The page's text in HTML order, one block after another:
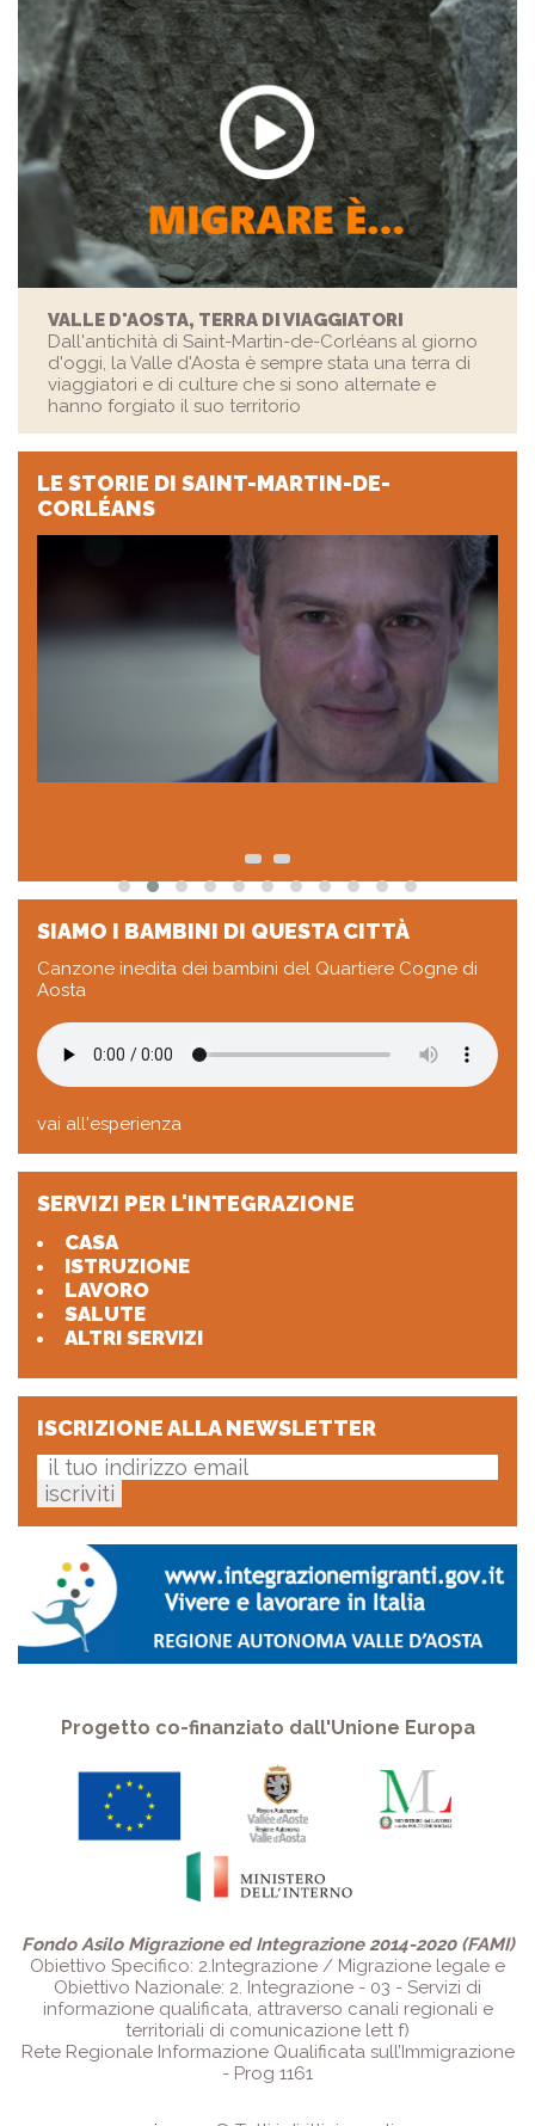
VALLE D'AOSTA, TERRA DI VIAGGIATORI
Dall'antichità di Saint-Martin-de-Corléans al giorno
d'oggi, la Valle d'Aosta è sempre stata una terra di
viaggiatori e di culture che si sono alternate e
hanno forgiato il suo territorio
LE STORIE DI SAINT-MARTIN-DE-
CORLÉANS
SIAMO I BAMBINI DI QUESTA CITTÀ
Canzone inedita dei bambini del Quartiere Cogne di
Aosta
vai all'esperienza
SERVIZI PER L'INTEGRAZIONE
CASA
ISTRUZIONE
LAVORO
SALUTE
ALTRI SERVIZI
ISCRIZIONE ALLA NEWSLETTER
Progetto co-finanziato dall'Unione Europa
Fondo Asilo Migrazione ed Integrazione 2014-2020 (FAMI)
Obiettivo Specifico: 2.Integrazione / Migrazione legale e
Obiettivo Nazionale: 2. Integrazione - 03 - Servizi di
informazione qualificata, attraverso canali regionali e
territoriali di comunicazione lett f)
Rete Regionale Informazione Qualificata sull’Immigrazione
- Prog 1161